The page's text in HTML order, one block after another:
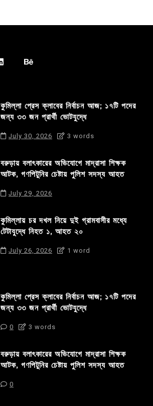
কুমিল্লা প্রেস ক্লাবের নির্বাচন আজ; ১৭টি পদের
জন্য ৩৩ জন প্রার্থী ভোটযুদ্ধে
July 30, 2026 3 words
বরুড়ায় বলাৎকারের অভিযোগে মাদ্রাসা শিক্ষক
আটক, গণপিটুনির চেষ্টায় পুলিশ সদস্য আহত
July 29, 2026
কুমিল্লায় চর দখল নিয়ে দুই গ্রামবাসীর মধ্যে
টেটাযুদ্ধে নিহত ১, আহত ২০
July 26, 2026 1 word
কুমিল্লা প্রেস ক্লাবের নির্বাচন আজ; ১৭টি পদের
জন্য ৩৩ জন প্রার্থী ভোটযুদ্ধে
0 3 words
বরুড়ায় বলাৎকারের অভিযোগে মাদ্রাসা শিক্ষক
আটক, গণপিটুনির চেষ্টায় পুলিশ সদস্য আহত
0